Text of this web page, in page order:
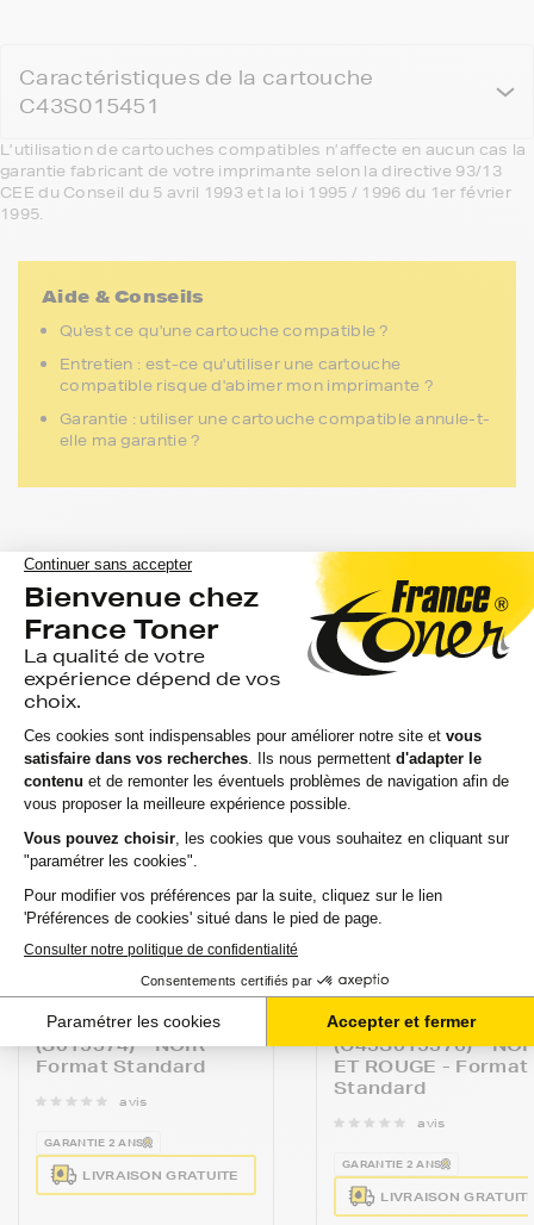
Caractéristiques de la cartouche
C43S015451
L’utilisation de cartouches compatibles n’affecte en aucun cas la
garantie fabricant de votre imprimante selon la directive 93/13
CEE du Conseil du 5 avril 1993 et la loi 1995 / 1996 du 1er février
1995.
Recommandé pour vous
Commandez avant 12h pour une expédition aujourd’hui !
(hors Week-end et férié)
Ruban Thermique
EPSON ERC38B
(S015374) - NOIR -
Format Standard
avis
GARANTIE 2 ANS
LIVRAISON GRATUITE
EPSON
Ruban EPSON
ERC38BR
(C43S015376) -
ET ROUGE - Format
Standard
avis
GARANTIE 2 ANS
LIVRAISON
Aide & Conseils
Qu'est ce qu'une cartouche compatible ?
Entretien : est-ce qu'utiliser une cartouche
compatible risque d'abimer mon imprimante ?
Garantie : utiliser une cartouche compatible annule-t-
elle ma garantie ?